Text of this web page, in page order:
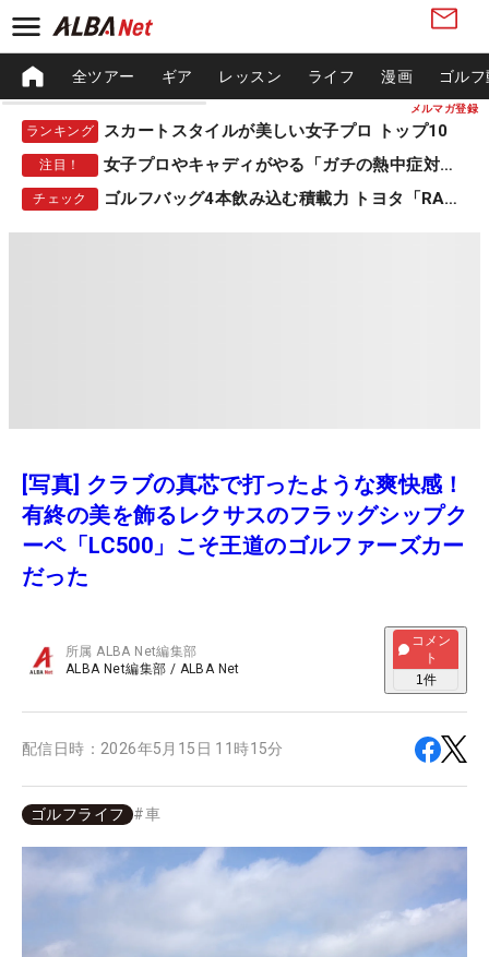
メルマガ登録
全ツアー ギア レッスン ライフ 漫画 ゴル
ランキング スカートスタイルが美しい女子プロ トップ10
注目！ 女子プロやキャディがやる「ガチの熱中症対策」
チェック ゴルフバッグ4本飲み込む積載力 トヨタ「RAV4」
[写真] クラブの真芯で打ったような爽快感！
有終の美を飾るレクサスのフラッグシップク
ーペ「LC500」こそ王道のゴルファーズカー
だった
所属ALBA Net編集部
ALBA Net編集部 / ALBA Net
コメン
ト
1件
配信日時： 2026年5月15日 11時15分
ゴルフライフ #車